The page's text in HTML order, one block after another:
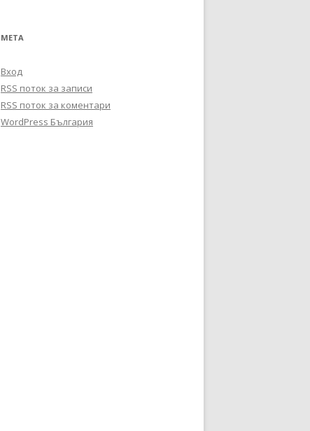
МЕТА
Вход
RSS поток за записи
RSS поток за коментари
WordPress България